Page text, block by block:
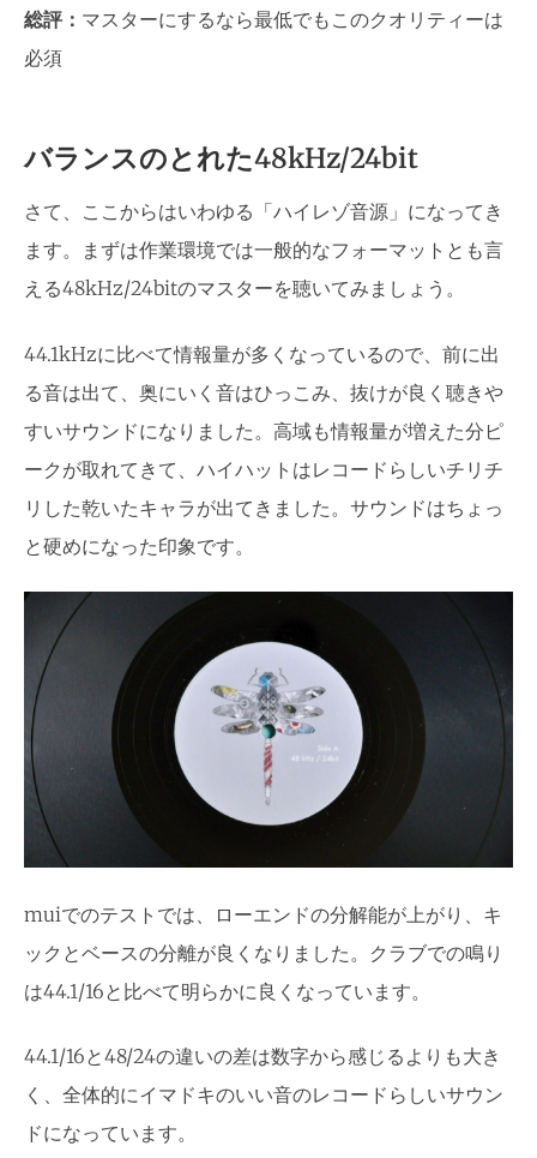
総評： マスターにするなら最低でもこのクオリティーは
必須
バランスのとれた48kHz/24bit
さて、ここからはいわゆる「ハイレゾ音源」になってき
ます。まずは作業環境では一般的なフォーマットとも言
える48kHz/24bitのマスターを聴いてみましょう。
44.1kHzに比べて情報量が多くなっているので、前に出
る音は出て、奥にいく音はひっこみ、抜けが良く聴きや
すいサウンドになりました。高域も情報量が増えた分ピ
ークが取れてきて、ハイハットはレコードらしいチリチ
リした乾いたキャラが出てきました。サウンドはちょっ
と硬めになった印象です。
muiでのテストでは、ローエンドの分解能が上がり、キ
ックとベースの分離が良くなりました。クラブでの鳴り
は44.1/16と比べて明らかに良くなっています。
44.1/16と48/24の違いの差は数字から感じるよりも大き
く、全体的にイマドキのいい音のレコードらしいサウン
ドになっています。